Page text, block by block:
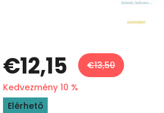
€12,15
€13,50
Kedvezmény 10 %
Egységár:
Elérhető